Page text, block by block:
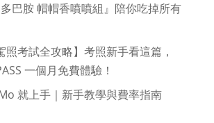
巴胺 帽帽香噴噴組』陪你吃掉所有
照考試全攻略】考照新手看這篇，
一個月免費體驗！
就上手｜新手教學與費率指南